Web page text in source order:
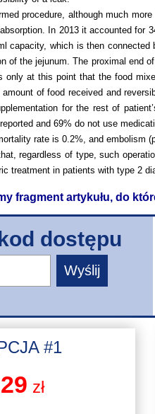
procedure, although much
In 2013 it accounted for
capacity, which is then
of the jejunum. The proximal end
at this point that the food
of food received and
for the rest of
and 69% do not use
rate is 0.2%, and embolism
regardless of type, such
treatment in patients with type 2
fragment artykułu, do
dostępu
#1
29 zł